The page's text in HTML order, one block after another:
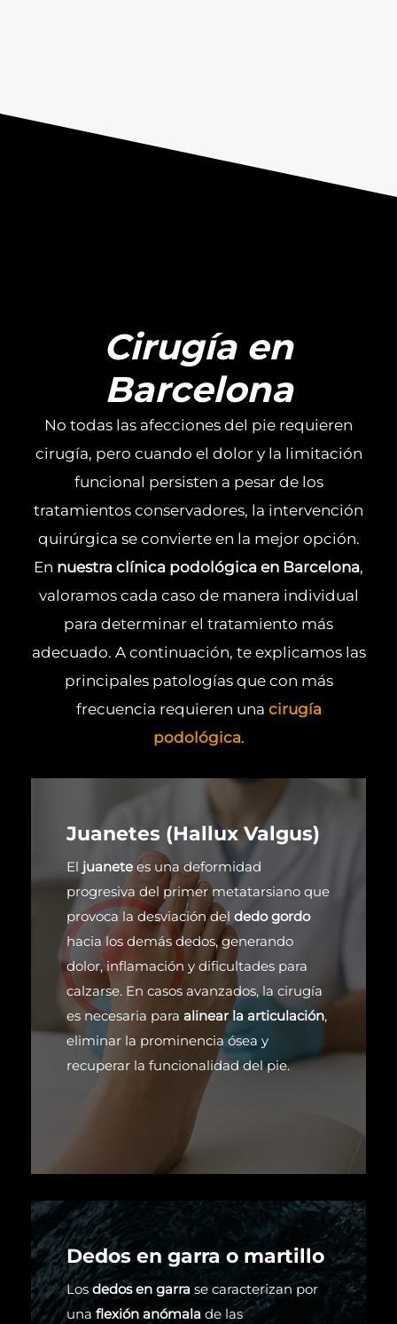
Cirugía en
Barcelona
No todas las afecciones del pie requieren
cirugía, pero cuando el dolor y la limitación
funcional persisten a pesar de los
tratamientos conservadores, la intervención
quirúrgica se convierte en la mejor opción.
En nuestra clínica podológica en Barcelona,
valoramos cada caso de manera individual
para determinar el tratamiento más
adecuado. A continuación, te explicamos las
principales patologías que con más
frecuencia requieren una cirugía
podológica.
Juanetes (Hallux Valgus)
El juanete es una deformidad
progresiva del primer metatarsiano que
provoca la desviación del dedo gordo
hacia los demás dedos, generando
dolor, inflamación y dificultades para
calzarse. En casos avanzados, la cirugía
es necesaria para alinear la articulación,
eliminar la prominencia ósea y
recuperar la funcionalidad del pie.
Dedos en garra o martillo
Losdedos en garra se caracterizan por
una flexión anómala de las